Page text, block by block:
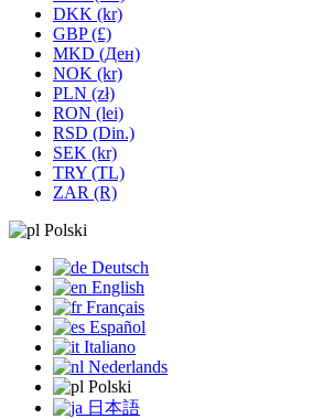
DKK (kr)
GBP (£)
MKD (Ден)
NOK (kr)
PLN (zł)
RON (lei)
RSD (Din.)
SEK (kr)
TRY (TL)
ZAR (R)
Polski
Deutsch
English
Français
Español
Italiano
Nederlands
Polski
日本語